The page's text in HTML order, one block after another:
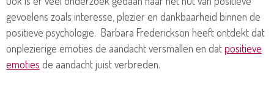
gevoelens zoals interesse, plezier en dankbaarheid binnen de
positieve psychologie. Barbara Frederickson heeft ontdekt dat
onplezierige emoties de aandacht versmallen en datpositieve
emoties de aandacht juist verbreden.